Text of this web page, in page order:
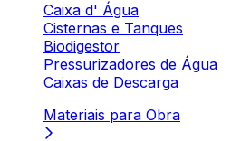
Caixa d' Água
Cisternas e Tanques
Biodigestor
Pressurizadores de Água
Caixas de Descarga
Materiais para Obra